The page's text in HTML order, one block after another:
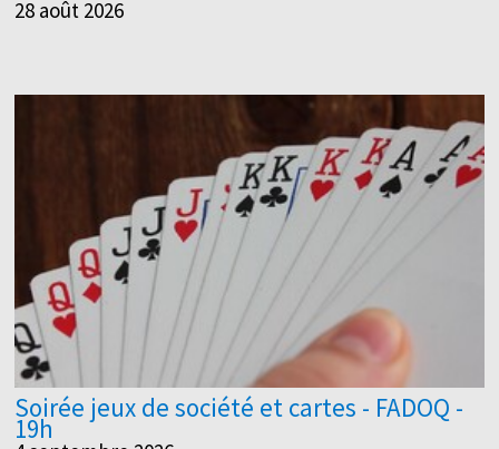
28 août 2026
Soirée jeux de société et cartes - FADOQ -
19h